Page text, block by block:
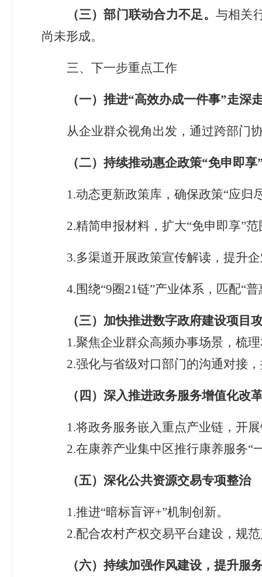
（三）部门联动合力不足。 与相关
尚未形成。
三、 下一步重点工作
（一） 推进“高效办成一件事”走深
从企业群众视角出发，通过跨部门
（二）持续推动惠企政策“免申即享
1.动态更新政策库，确保政策“应归
2.精简申报材料，扩大“免申即享”范
3.多渠道开展政策宣传解读，提升
4.围绕“9圈21链”产业体系，匹配“普
（三） 加快推进数字政府建设项目
1.聚焦企业群众高频办事场景，梳
2.强化与省级对口部门的沟通对接
（四）深入推进政务服务增值化改
1.将政务服务嵌入重点产业链，开
2.在康养产业集中区推行康养服务“
（五）深化公共资源交易专项整治
1.推进“暗标盲评+”机制创新。
2.配合农村产权交易平台建设，规
（六）持续加强作风建设，提升服